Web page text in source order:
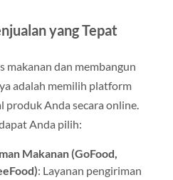
yang Tepat
makanan dan membangun
adalah memilih platform
produk Anda secara online.
Anda pilih:
Makanan (GoFood,
: Layanan pengiriman